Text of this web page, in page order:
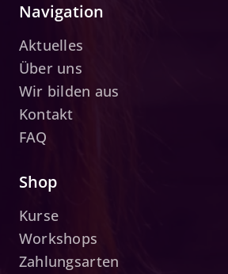
Navigation
Aktuelles
Über uns
Wir bilden aus
Kontakt
FAQ
Shop
Kurse
Workshops
Zahlungsarten